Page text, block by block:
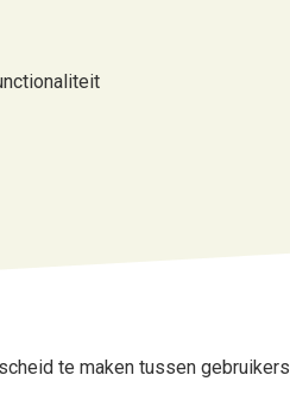
te maken tussen gebruikers